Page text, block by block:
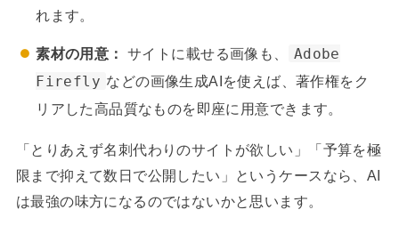
れます。
素材の用意： サイトに載せる画像も、
Adobe
Firefly などの画像生成AIを使えば、著作権をク
リアした高品質なものを即座に用意できます。
「とりあえず名刺代わりのサイトが欲しい」「予算を極
限まで抑えて数日で公開したい」というケースなら、AI
は最強の味方になるのではないかと思います。